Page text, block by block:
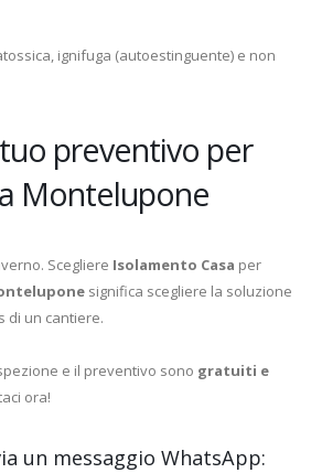
ignifuga (autoestinguente) e non
preventivo per
Montelupone
Scegliere Isolamento Casa per
significa scegliere la soluzione
di un cantiere.
e il preventivo sono gratuiti e
ora!
un messaggio WhatsApp: